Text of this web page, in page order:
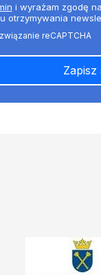
i wyrażam zgodę
otrzymywania